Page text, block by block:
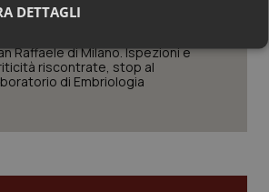
Raffaele di Milano. Ispezioni e
riscontrate, stop al
di Embriologia
DETTAGLI
Statistici Marketing
Statistici Marketing